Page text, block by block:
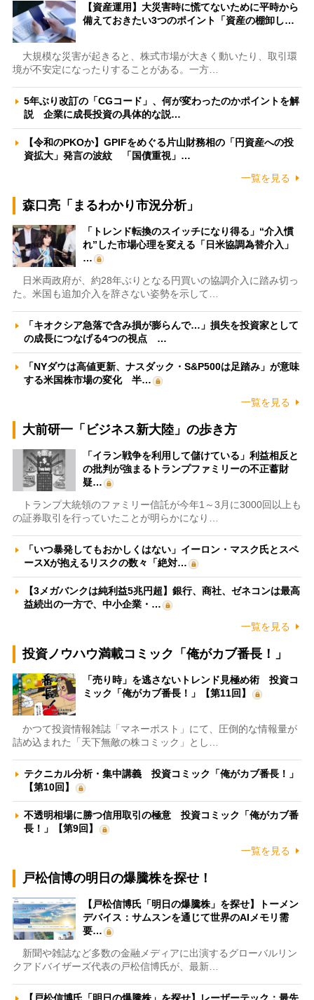
【資産運用】大災害時に慌てないために平時から
備えておきたい3つのポイント「資産の棚卸し…
大規模な災害が起きると、株式市場が大きく動いたり、取引環
境が不安定になったりすることがある。一方…
5年ぶり改訂の「CGコード」、何が変わったのかポイントを解
説 企業に成長投資の具体的な説…
【令和のPKOか】GPIFをめぐる片山財務相の「円資産への投
資拡大」発言の波紋 「国債重視」…
一覧を見る
森口亮「まるわかり市況分析」
「トレンド転換のスイッチになり得る」“介入慣
れ”した市場心理を変える「日米協調為替介入」
…
日米両政府が、約28年ぶりとなる円買いの協調介入に踏み切っ
た。米国も追加介入を辞さない姿勢を示して…
「キオクシア急落で含み損が膨らんで…」損失を投資家として
の成長につなげる4つの視点 …
「NYダウは高値更新、ナスダック・S&P500は足踏み」が意味
する米国株市場の変化 半…
一覧を見る
大前研一「ビジネス新大陸」の歩き方
「イラン戦争を利用して儲けている」利益相反と
の批判が強まるトランプファミリーの不正蓄財
疑…
トランプ大統領のファミリー信託が今年1～3月に3000回以上も
の証券取引を行っていたことが明らかになり…
「いつ暴発してもおかしくはない」イーロン・マスク氏とスペ
ースXが抱えるリスクの数々「絶対…
【3メガバンクは純利益5兆円超】銀行、商社、ゼネコンは最高
益続出の一方で、中小企業・…
一覧を見る
投資ノウハウ満載コミック「俺がカブ番長！」
「売り時」を逃さないトレンド見極め術 投資コ
ミック「俺がカブ番長！」【第11回】
かつて投資情報雑誌「マネーポスト」にて、圧倒的な情報量が
詰め込まれた「天下無敵の株コミック」とし…
テクニカル分析・集中講義 投資コミック「俺がカブ番長！」
【第10回】
不透明相場に勝つ信用取引の極意 投資コミック「俺がカブ番
長！」【第9回】
一覧を見る
戸松信博の明日の爆騰株を探せ！
【戸松信博氏「明日の爆騰株」を探せ】トーメン
デバイス：サムスンを通じて世界のAIメモリ需
要…
新聞や雑誌など多数の金融メディアに出演するグローバルリン
クアドバイザーズ代表の戸松信博氏が、最新…
【戸松信博氏「明日の爆騰株」を探せ】レーザーテック：最先